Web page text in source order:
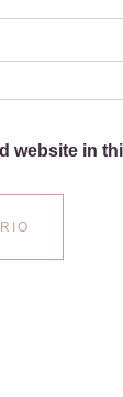
website in